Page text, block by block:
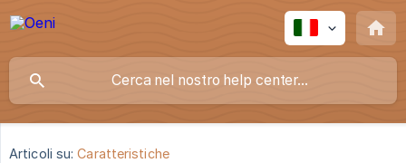
Articoli su: Caratteristiche